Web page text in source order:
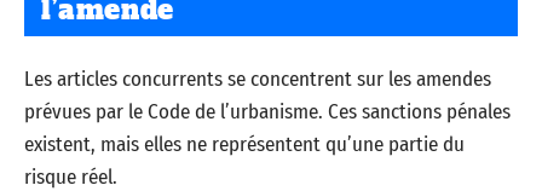
l’amende
Les articles concurrents se concentrent sur les amendes
prévues par le Code de l’urbanisme. Ces sanctions pénales
existent, mais elles ne représentent qu’une partie du
risque réel.